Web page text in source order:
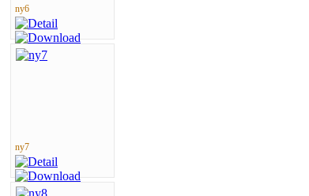
ny6
ny7